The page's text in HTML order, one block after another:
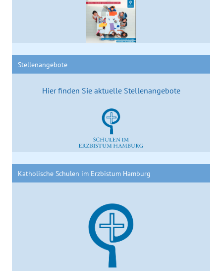
Stellenangebote
Hier finden Sie aktuelle Stellenangebote
Katholische Schulen im Erzbistum Hamburg